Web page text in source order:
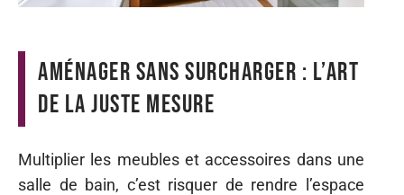
Aménager sans surcharger : l’art
de la juste mesure
Multiplier les meubles et accessoires dans une
salle de bain, c’est risquer de rendre l’espace